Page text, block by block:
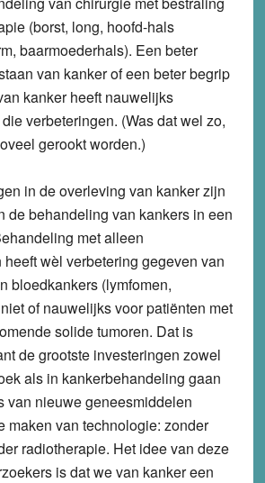
(borst, long, hoofd-hals
baarmoederhals). Een beter
van kanker of een beter begrip
kanker heeft nauwelijks
verbeteringen. (Was dat wel zo,
gerookt worden.)
in de overleving van kanker zijn
de behandeling van kankers in een
met alleen
wèl verbetering gegeven van
bloedkankers (lymfomen,
of nauwelijks voor patiënten met
solide tumoren. Dat is
de grootste investeringen zowel
als in kankerbehandeling gaan
van nieuwe geneesmiddelen
maken van technologie: zonder
radiotherapie. Het idee van deze
is dat we van kanker een